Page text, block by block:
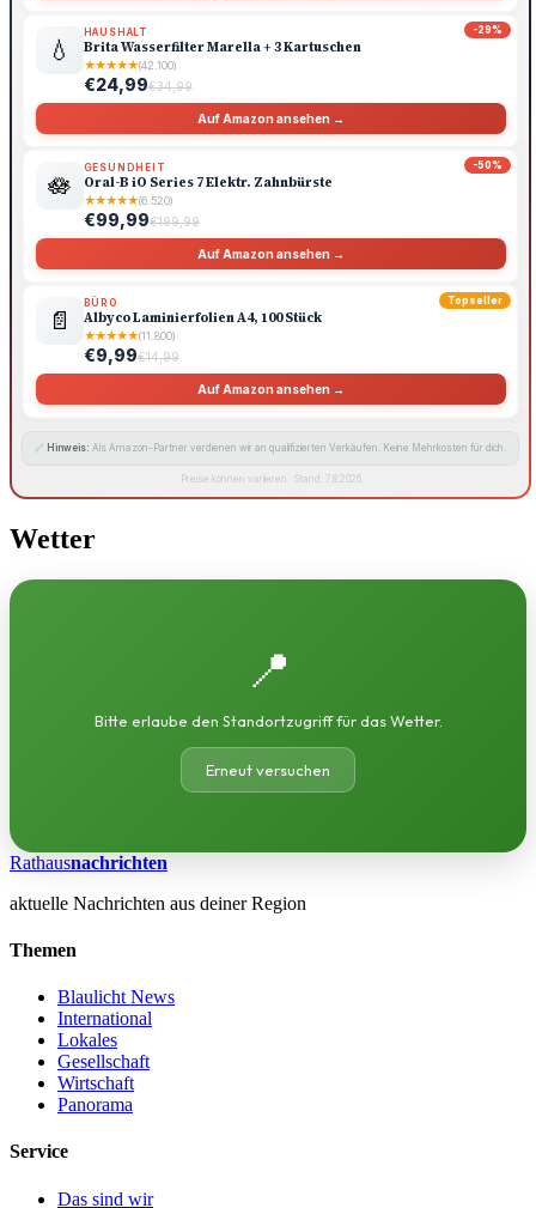
-29%
💧
HAUSHALT
Brita Wasserfilter Marella + 3 Kartuschen
★★★★★(42.100)
€24,99€34,99
Auf Amazon ansehen →
-50%
🪷
GESUNDHEIT
Oral-B iO Series 7 Elektr. Zahnbürste
★★★★★(6.520)
€99,99€199,99
Auf Amazon ansehen →
Topseller
📄
BÜRO
Albyco Laminierfolien A4, 100 Stück
★★★★★(11.800)
€9,99€14,99
Auf Amazon ansehen →
🔗 Hinweis: Als Amazon-Partner verdienen wir an qualifizierten Verkäufen. Keine Mehrkosten für dich.
Preise können variieren · Stand: 7.8.2026
Wetter
📍
Bitte erlaube den Standortzugriff für das Wetter.
Erneut versuchen
Rathausnachrichten
aktuelle Nachrichten aus deiner Region
Themen
Blaulicht News
International
Lokales
Gesellschaft
Wirtschaft
Panorama
Service
Das sind wir